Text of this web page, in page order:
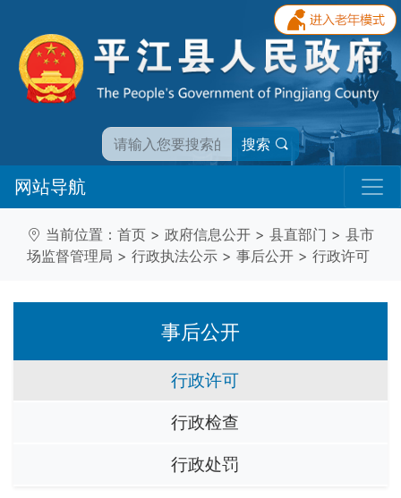
搜索
网站导航
当前位置： 首页 > 政府信息公开 > 县直部门 > 县市
场监督管理局 > 行政执法公示 > 事后公开 > 行政许可
事后公开
行政许可
行政检查
行政处罚